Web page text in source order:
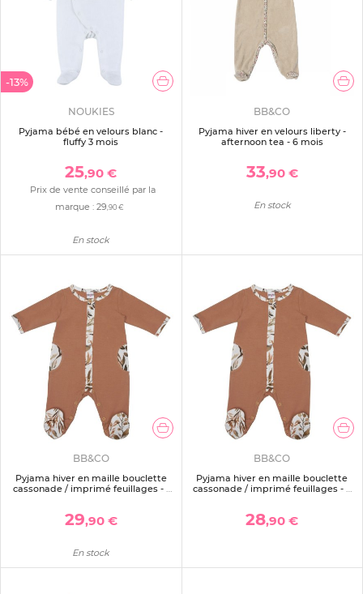
-13%
NOUKIES
Pyjama bébé en velours blanc -
fluffy 3 mois
25,90 €
Prix de vente conseillé par la
marque : 29 ,90 €
En stock
BB&CO
Pyjama hiver en velours liberty -
afternoon tea - 6 mois
33,90 €
En stock
BB&CO
Pyjama hiver en maille bouclette
cassonade / imprimé feuillages - 1
29,90 €
En stock
BB&CO
Pyjama hiver en maille bouclette
cassonade / imprimé feuillages - 3
28,90 €